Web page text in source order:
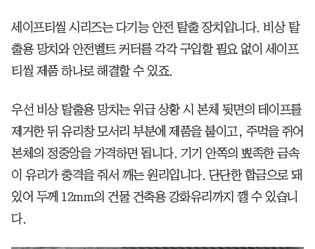
세이프티씰 시리즈는 다기능 안전 탈출 장치입니다. 비상 탈
출용 망치와 안전벨트 커터를 각각 구입할 필요 없이 세이프
티씰 제품 하나로 해결할 수 있죠.
우선 비상 탈출용 망치는 위급 상황 시 본체 뒷면의 테이프를
제거한 뒤 유리창 모서리 부분에 제품을 붙이고, 주먹을 쥐어
본체의 정중앙을 가격하면 됩니다. 기기 안쪽의 뾰족한 금속
이 유리가 충격을 줘서 깨는 원리입니다. 단단한 합금으로 돼
있어 두께 12mm의 건물 건축용 강화유리까지 깰 수 있습니
다.